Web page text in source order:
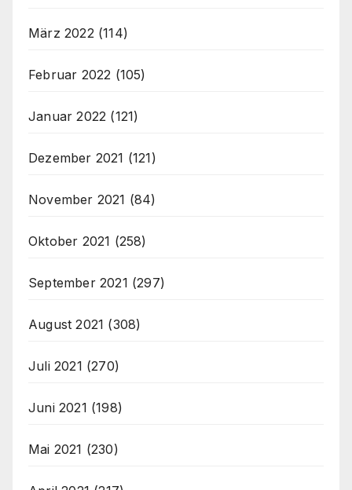
März 2022 (114)
Februar 2022 (105)
Januar 2022 (121)
Dezember 2021 (121)
November 2021 (84)
Oktober 2021 (258)
September 2021 (297)
August 2021 (308)
Juli 2021 (270)
Juni 2021 (198)
Mai 2021 (230)